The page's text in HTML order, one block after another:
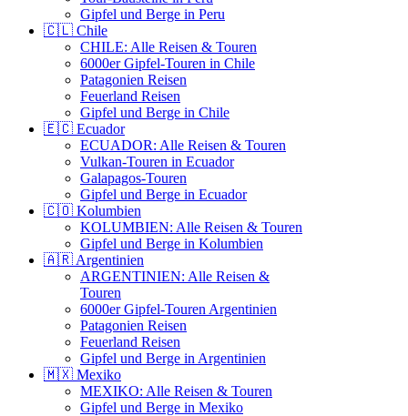
Gipfel und Berge in Peru
🇨🇱 Chile
CHILE: Alle Reisen & Touren
6000er Gipfel-Touren in Chile
Patagonien Reisen
Feuerland Reisen
Gipfel und Berge in Chile
🇪🇨 Ecuador
ECUADOR: Alle Reisen & Touren
Vulkan-Touren in Ecuador
Galapagos-Touren
Gipfel und Berge in Ecuador
🇨🇴 Kolumbien
KOLUMBIEN: Alle Reisen & Touren
Gipfel und Berge in Kolumbien
🇦🇷 Argentinien
ARGENTINIEN: Alle Reisen &
Touren
6000er Gipfel-Touren Argentinien
Patagonien Reisen
Feuerland Reisen
Gipfel und Berge in Argentinien
🇲🇽 Mexiko
MEXIKO: Alle Reisen & Touren
Gipfel und Berge in Mexiko